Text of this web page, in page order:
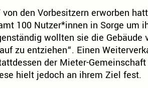
den Vorbesitzern erworben
100 Nutzer*innen in Sorge um
wollten sie die Gebäude
zu entziehen“. Einen
der Mieter-
hielt jedoch an ihrem Ziel fest.